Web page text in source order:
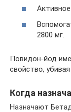
2800 мг.
Повидон-йод
свойство,
Когда
Назначают